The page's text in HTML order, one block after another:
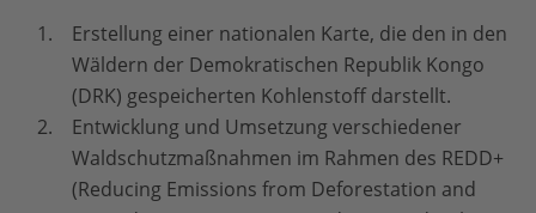
Erstellung einer nationalen Karte, die den in den
Wäldern der Demokratischen Republik Kongo
(DRK) gespeicherten Kohlenstoff darstellt.
Entwicklung und Umsetzung verschiedener
Waldschutzmaßnahmen im Rahmen des REDD+
(Reducing Emissions from Deforestation and